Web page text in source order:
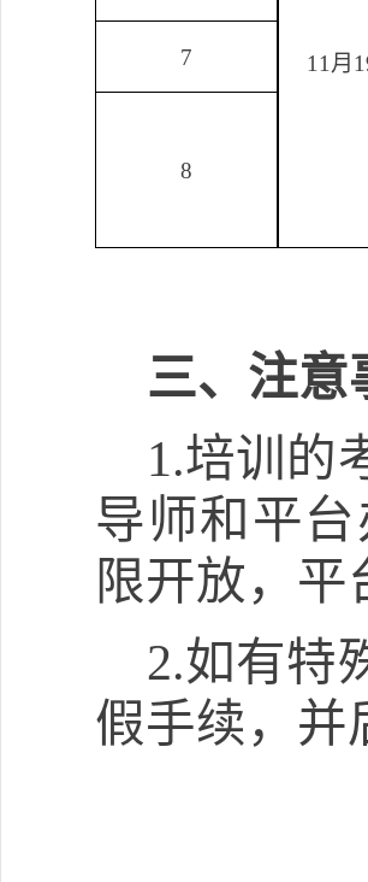
11 月
7
8
三、注意
1.培训的
导师和平
限开放，
2.如有特
假手续，并